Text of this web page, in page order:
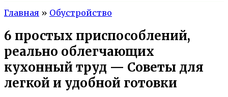
Главная » Обустройство
6 простых приспособлений,
реально облегчающих
кухонный труд — Советы для
легкой и удобной готовки